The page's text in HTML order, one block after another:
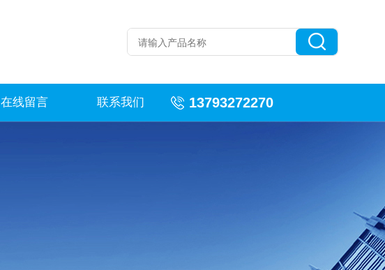
在线留言 联系我们 13793272270